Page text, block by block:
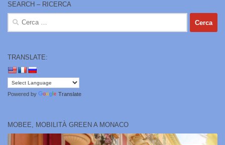
SEARCH – RICERCA
Ricerca
per:
TRANSLATE:
Powered by Translate
MOBEE, MOBILITÀ GREEN A MONACO